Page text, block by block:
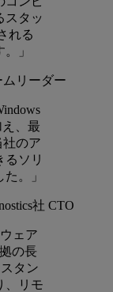
スタッ
れる
」
ムリーダー
、最
社のア
るソリ
。」
社 CTO
ェア
の長
タン
、リモ